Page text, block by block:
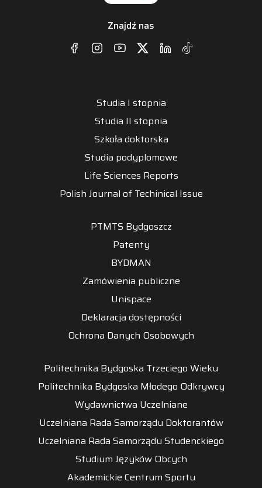
Znajdź nas
Studia I stopnia
Studia II stopnia
Szkoła doktorska
Studia podyplomowe
Life Sciences Reports
Polish Journal of Techinical Issue
PTMTS Bydgoszcz
Patenty
BYDMAN
Zamówienia publiczne
Unispace
Deklaracja dostępności
Ochrona Danych Osobowych
Politechnika Bydgoska Trzeciego Wieku
Politechnika Bydgoska Młodego Odkrywcy
Wydawnictwa Uczelniane
Uczelniana Rada Samorządu Doktorantów
Uczelniana Rada Samorządu Studenckiego
Studium Języków Obcych
Akademickie Centrum Sportu